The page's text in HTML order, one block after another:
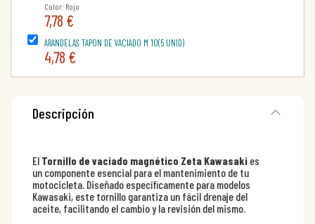
Color: Rojo
7,78 €
ARANDELAS TAPON DE VACIADO M 10(5 UNID)
4,78 €
Descripción
El Tornillo de vaciado magnético Zeta Kawasaki es
un componente esencial para el mantenimiento de tu
motocicleta. Diseñado específicamente para modelos
Kawasaki, este tornillo garantiza un fácil drenaje del
aceite, facilitando el cambio y la revisión del mismo.